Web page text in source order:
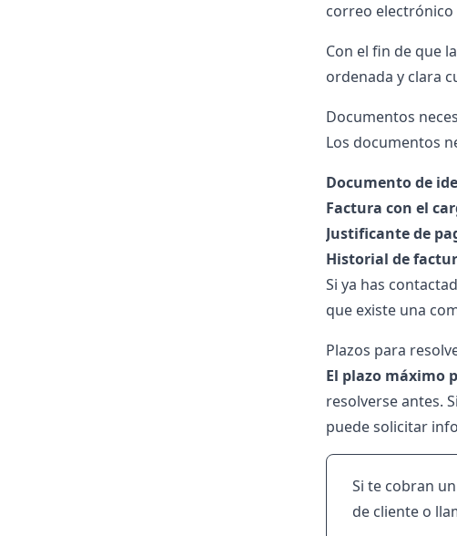
correo electrónico
Con el fin de que
ordenada y clara
Documentos
Los documentos
Documento de
Factura con el
Justificante de
Historial de
Si ya has
que existe una
Plazos para
El plazo máximo
resolverse antes.
puede solicitar
Si te cobran
de cliente o